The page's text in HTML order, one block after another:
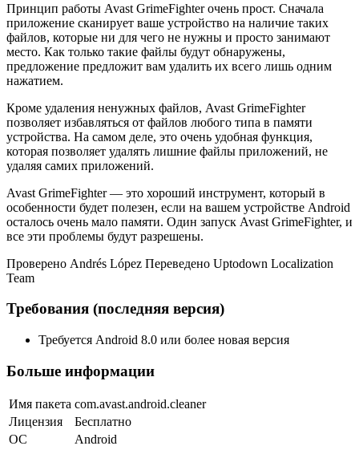
Принцип работы Avast GrimeFighter очень прост. Сначала
приложение сканирует ваше устройство на наличие таких
файлов, которые ни для чего не нужны и просто занимают
место. Как только такие файлы будут обнаружены,
предложение предложит вам удалить их всего лишь одним
нажатием.
Кроме удаления ненужных файлов, Avast GrimeFighter
позволяет избавляться от файлов любого типа в памяти
устройства. На самом деле, это очень удобная функция,
которая позволяет удалять лишние файлы приложений, не
удаляя самих приложений.
Avast GrimeFighter — это хороший инструмент, который в
особенности будет полезен, если на вашем устройстве Android
осталось очень мало памяти. Один запуск Avast GrimeFighter, и
все эти проблемы будут разрешены.
Проверено Andrés López Переведено Uptodown Localization
Team
Требования (последняя версия)
Требуется Android 8.0 или более новая версия
Больше информации
Имя пакета com.avast.android.cleaner
Лицензия
Бесплатно
ОС
Android